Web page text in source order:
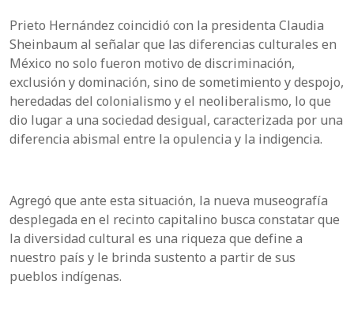
Prieto Hernández coincidió con la presidenta Claudia
Sheinbaum al señalar que las diferencias culturales en
México no solo fueron motivo de discriminación,
exclusión y dominación, sino de sometimiento y despojo,
heredadas del colonialismo y el neoliberalismo, lo que
dio lugar a una sociedad desigual, caracterizada por una
diferencia abismal entre la opulencia y la indigencia.
Agregó que ante esta situación, la nueva museografía
desplegada en el recinto capitalino busca constatar que
la diversidad cultural es una riqueza que define a
nuestro país y le brinda sustento a partir de sus
pueblos indígenas.